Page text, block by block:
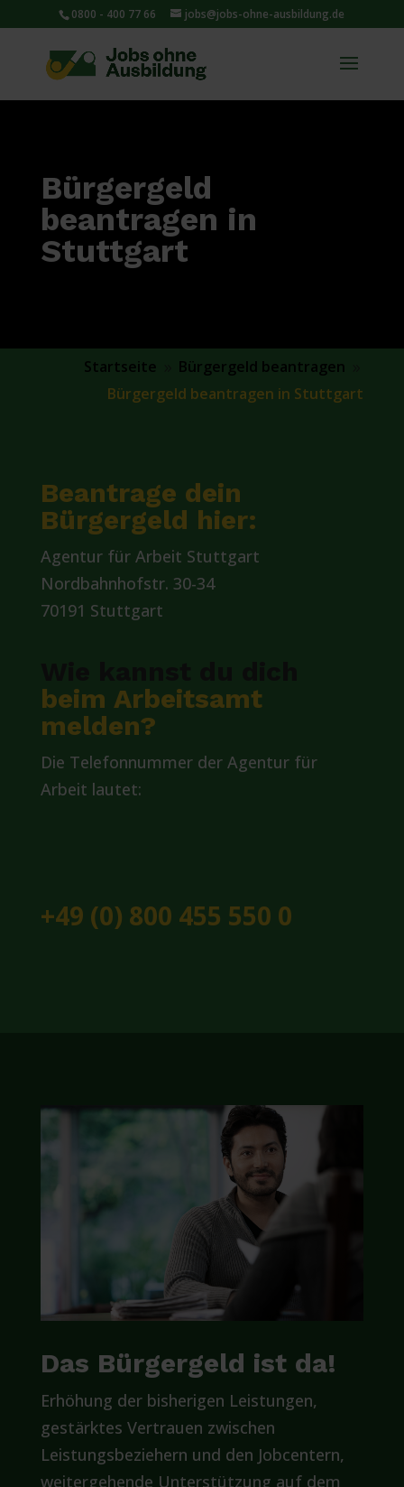
0800 - 400 77 66 jobs@jobs-ohne-ausbildung.de
Bürgergeld
beantragen in
Stuttgart
Startseite Bürgergeld beantragen
Bürgergeld beantragen in Stuttgart
Beantrage dein
Bürgergeld hier:
Agentur für Arbeit Stuttgart
Nordbahnhofstr. 30-34
70191 Stuttgart
beim Arbeitsamt
melden?
Die Telefonnummer der Agentur für
Arbeit lautet:
+49 (0) 800 455 550 0
Das Bürgergeld ist da!
Erhöhung der bisherigen Leistungen,
gestärktes Vertrauen zwischen
Leistungsbeziehern und den Jobcentern,
weitergehende Unterstützung auf dem